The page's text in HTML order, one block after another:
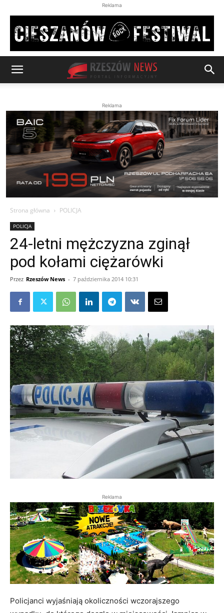
Reklama
Reklama
Strona główna POLICJA
POLICJA
24-letni mężczyzna zginął
pod kołami ciężarówki
Przez Rzeszów News - 7 października 2014 10:31
Reklama
Policjanci wyjaśniają okoliczności wczorajszego